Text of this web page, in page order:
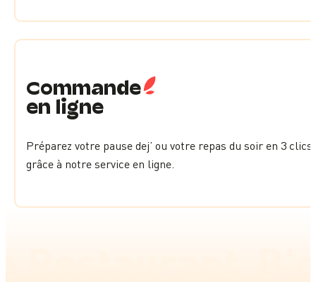
Commande
en ligne
Préparez votre pause dej’ ou votre repas du soir en 3 clics
grâce à notre service en ligne.